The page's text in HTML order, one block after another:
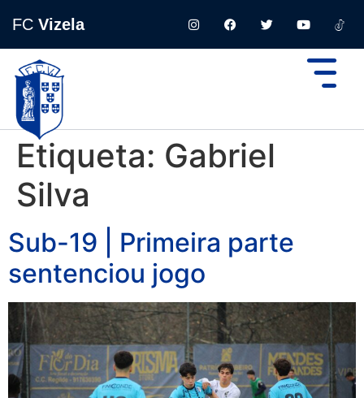
FC Vizela
Etiqueta: Gabriel
Silva
Sub-19 | Primeira parte
sentenciou jogo